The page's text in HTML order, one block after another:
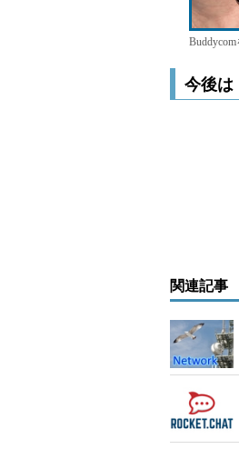
今後は
関連記事